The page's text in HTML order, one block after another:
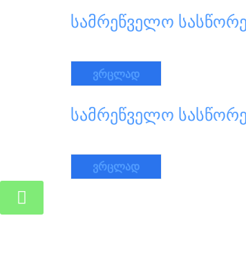
სამრეწველო
ვრცლად
სამრეწველო
ვრცლად